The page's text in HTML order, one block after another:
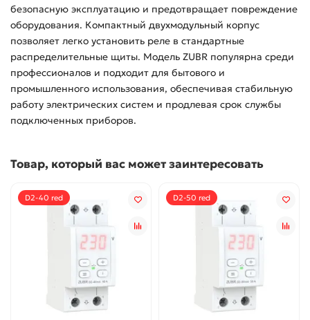
безопасную эксплуатацию и предотвращает повреждение
оборудования. Компактный двухмодульный корпус
позволяет легко установить реле в стандартные
распределительные щиты. Модель ZUBR популярна среди
профессионалов и подходит для бытового и
промышленного использования, обеспечивая стабильную
работу электрических систем и продлевая срок службы
подключенных приборов.
Товар, который вас может заинтересовать
D2-40 red D2-50 red